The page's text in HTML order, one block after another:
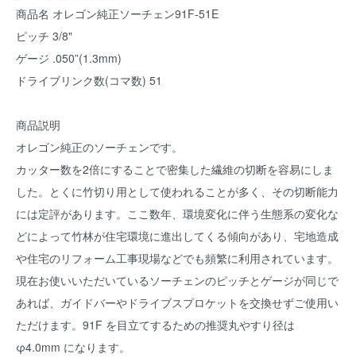
商品名 オレゴン純正ソーチェン91F-51E
ピッチ 3/8"
ゲージ .050”(1.3mm)
ドライブリンク数(コマ数) 51
商品説明
オレゴン純正のソーチェンです。
カッター数を2倍にすることで密集した繊維の切断を容易にしま
した。とくに竹切り用として使われることが多く、その切断能力
には定評があります。ここ数年、環境変化に伴う生態系の変化な
どによって竹林が住宅環境に進出してくる傾向があり、宅地造成
や住宅のリフォーム工事現場などでも頻繁に利用されています。
現在お使いいただいているソーチェンのピッチとゲージが同じで
あれば、ガイドバーやドライブスプロケットを交換せずご使用い
ただけます。91F を目立てするための推奨丸やすり径は
φ4.0mm になります。